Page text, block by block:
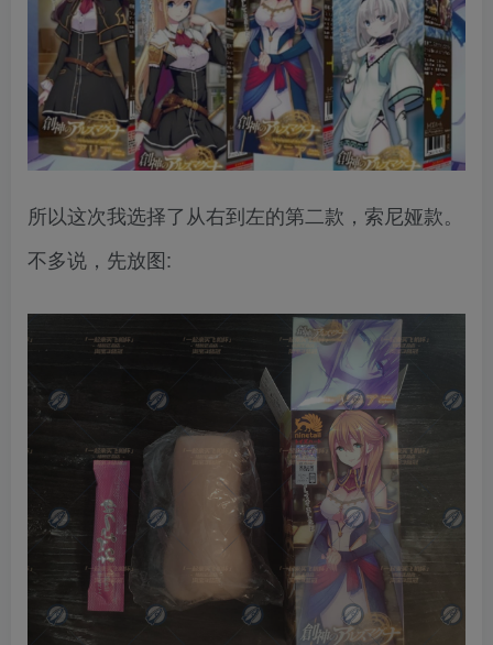
所以这次我选择了从右到左的第二款，索尼娅款。
不多说，先放图: